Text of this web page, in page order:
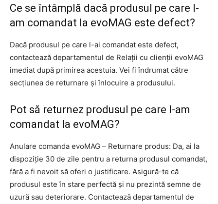
Ce se întâmplă dacă produsul pe care l-
am comandat la evoMAG este defect?
Dacă produsul pe care l-ai comandat este defect,
contactează departamentul de Relații cu clienții evoMAG
imediat după primirea acestuia. Vei fi îndrumat către
secțiunea de returnare și înlocuire a produsului.
Pot să returnez produsul pe care l-am
comandat la evoMAG?
Anulare comanda evoMAG – Returnare produs: Da, ai la
dispoziție 30 de zile pentru a returna produsul comandat,
fără a fi nevoit să oferi o justificare. Asigură-te că
produsul este în stare perfectă și nu prezintă semne de
uzură sau deteriorare. Contactează departamentul de